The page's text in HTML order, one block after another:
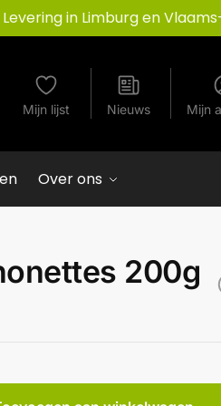
Levering in Limburg en
Mijn lijst Nieuws Mijn
Over ons
200g